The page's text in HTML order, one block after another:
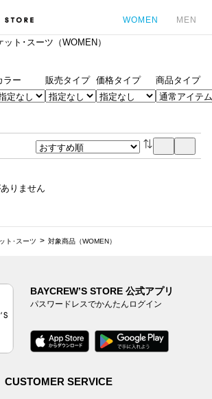
WOMEN MEN
ト･スーツ（WOMEN）
ラー 販売タイプ 価格タイプ 商品タイプ
りません
ト･スーツ 対象商品（WOMEN）
BAYCREW’S STORE 公式アプリ
パスワードレスでかんたんログイン
CUSTOMER SERVICE